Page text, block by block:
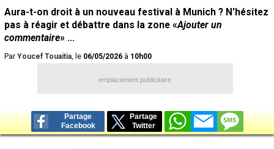
Aura-t-on droit à un nouveau festival à Munich ? N'hésitez
pas à réagir et débattre dans la zone «Ajouter un
commentaire» ...
Par Youcef Touaitia, le 06/05/2026 à 10h00
emplacement publicitaire
Partage
Facebook
Partage
Twitter